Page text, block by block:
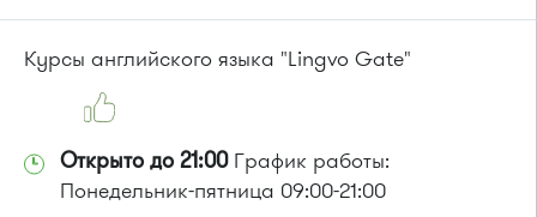
Курсы английского языка "Lingvo Gate"
Открыто до 21:00График работы:
Понедельник-пятница 09:00-21:00